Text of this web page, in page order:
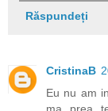
Răspundeți
CristinaB
Eu nu am